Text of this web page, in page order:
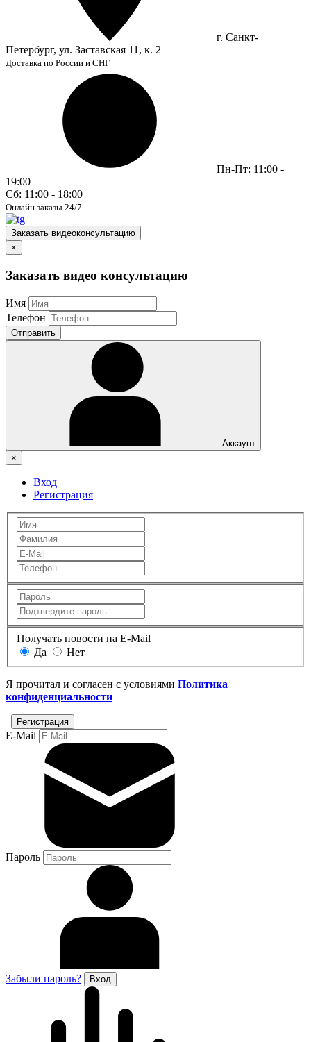
г. Санкт-
Петербург, ул. Заставская 11, к. 2
Доставка по России и СНГ
Пн-Пт: 11:00 -
19:00
Сб: 11:00 - 18:00
Онлайн заказы 24/7
Заказать видеоконсультацию
×
Заказать видео консультацию
Имя
Телефон
Отправить
Аккаунт
×
Вход
Регистрация
Получать новости на E-Mail
Да
Нет
Я прочитал и согласен с условиями Политика
конфиденциальности
E-Mail
Пароль
Забыли пароль?